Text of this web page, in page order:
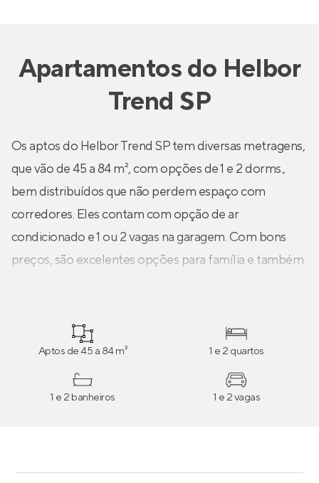
Apartamentosdo Helbor
Trend SP
Os aptos do Helbor Trend SP tem diversas metragens,
que vão de 45 a 84 m², com opções de 1 e 2 dorms.,
bem distribuídos que não perdem espaço com
corredores. Eles contam com opção de ar
condicionado e 1 ou 2 vagas na garagem. Com bons
preços, são excelentes opções para família e também
Aptos de 45 a 84 m² 1 e 2 quartos
1 e 2 banheiros 1 e 2 vagas